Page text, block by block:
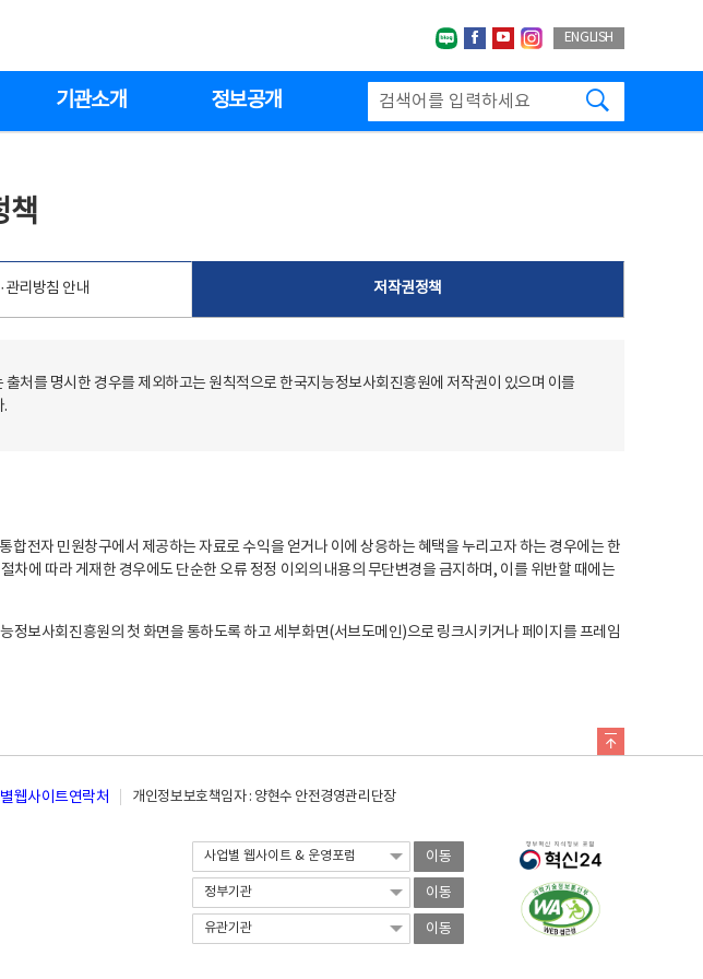
네이버블로그
페이스북
유투브인스타그랩
ENGLISH
기관소개 정보공개
책
관리방침 안내 저작권정책
처를 명시한 경우를 제외하고는 원칙적으로 한국지능정보사회진흥원에 저작권이 있으며 이를
.
전자 민원창구에서 제공하는 자료로 수익을 얻거나 이에 상응하는 혜택을 누리고자 하는 경우에는 한
에 따라 게재한 경우에도 단순한 오류 정정 이외의 내용의 무단변경을 금지하며, 이를 위반할 때에는
보사회진흥원의 첫 화면을 통하도록 하고 세부화면(서브도메인)으로 링크시키거나 페이지를 프레임
웹사이트연락처 개인정보보호책임자 : 양현수 안전경영관리단장
이동
이동
이동